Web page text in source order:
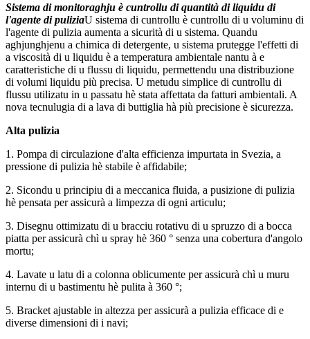
Sistema di monitoraghju è cuntrollu di quantità di liquidu di
l'agente di puliziaU sistema di cuntrollu è cuntrollu di u voluminu di
l'agente di pulizia aumenta a sicurità di u sistema. Quandu
aghjunghjenu a chimica di detergente, u sistema prutegge l'effetti di
a viscosità di u liquidu è a temperatura ambientale nantu à e
caratteristiche di u flussu di liquidu, permettendu una distribuzione
di volumi liquidu più precisa. U metudu simplice di cuntrollu di
flussu utilizatu in u passatu hè stata affettata da fatturi ambientali. A
nova tecnulugia di a lava di buttiglia hà più precisione è sicurezza.
Alta pulizia
1. Pompa di circulazione d'alta efficienza impurtata in Svezia, a
pressione di pulizia hè stabile è affidabile;
2. Sicondu u principiu di a meccanica fluida, a pusizione di pulizia
hè pensata per assicurà a limpezza di ogni articulu;
3. Disegnu ottimizatu di u bracciu rotativu di u spruzzo di a bocca
piatta per assicurà chì u spray hè 360 ° senza una cobertura d'angolo
mortu;
4. Lavate u latu di a colonna oblicumente per assicurà chì u muru
internu di u bastimentu hè pulita à 360 °;
5. Bracket ajustable in altezza per assicurà a pulizia efficace di e
diverse dimensioni di i navi;